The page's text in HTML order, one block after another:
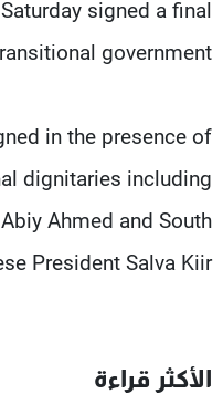
signed a final
government.
in the presence of
dignitaries including
Ahmed and South
President Salva Kiir.
الأكثر قراءة
عن MTV
لاعلاناتكم